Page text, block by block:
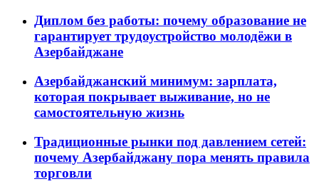
Диплом без работы: почему образование не
гарантирует трудоустройство молодёжи в
Азербайджане
Азербайджанский минимум: зарплата,
которая покрывает выживание, но не
самостоятельную жизнь
Традиционные рынки под давлением сетей:
почему Азербайджану пора менять правила
торговли